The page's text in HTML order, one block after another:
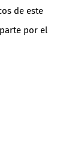
de este
por el